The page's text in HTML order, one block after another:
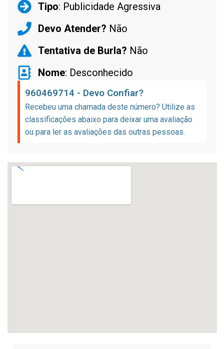
Tipo: Publicidade Agressiva
Devo Atender? Não
Tentativa de Burla? Não
Nome: Desconhecido
960469714 - Devo Confiar?
Recebeu uma chamada deste número? Utilize as
classificações abaixo para deixar uma avaliação
ou para ler as avaliações das outras pessoas.